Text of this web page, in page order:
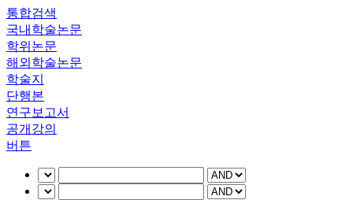
통합검색
국내학술논문
학위논문
해외학술논문
학술지
단행본
연구보고서
공개강의
버튼